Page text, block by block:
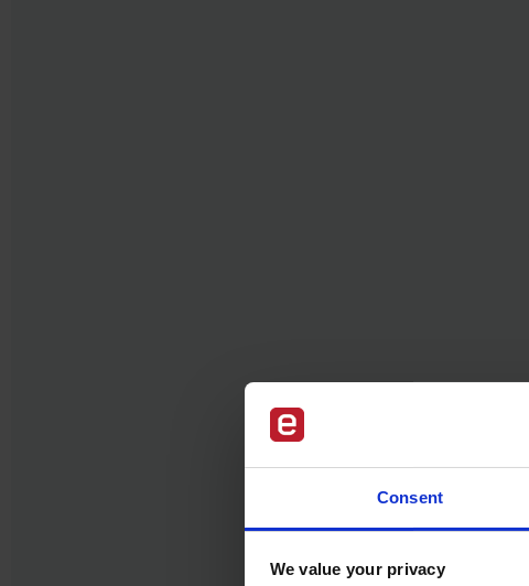
Consent
We value your privacy